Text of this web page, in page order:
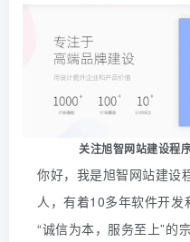
关注旭智网站建设程
你好，我是旭智网站建设
人，有着10多年软件开
“诚信为本，服务至上”的